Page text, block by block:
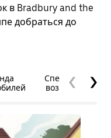
в Bradbury and the
добраться до
Специальные
возможности